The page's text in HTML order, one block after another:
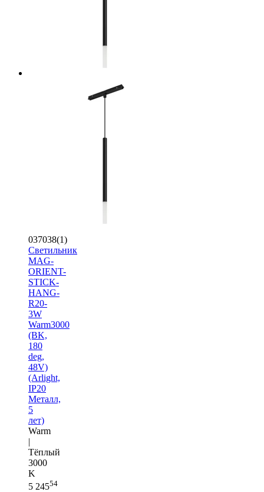
037038(1)
Светильник
MAG-
ORIENT-
STICK-
HANG-
R20-
3W
Warm3000
(BK,
180
deg,
48V)
(Arlight,
IP20
Металл,
5
лет)
Warm
|
Тёплый
3000
K
5 24554